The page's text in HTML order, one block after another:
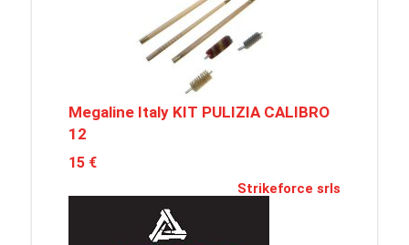
Megaline Italy KIT PULIZIA CALIBRO
12
15 €
Strikeforce srls